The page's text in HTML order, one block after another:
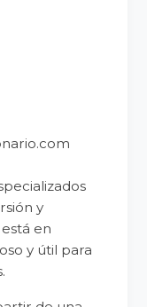
y
en
y útil para